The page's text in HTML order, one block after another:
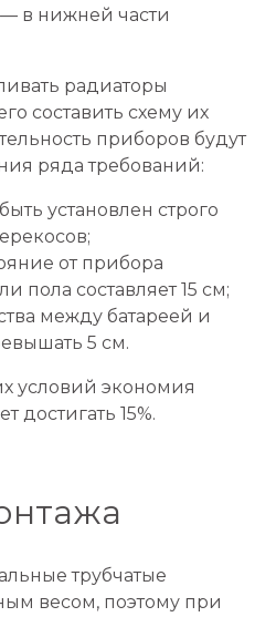
в нижней части
радиаторы
составить схему их
приборов будут
ряда требований:
установлен строго
от прибора
пола составляет 15 см;
между батареей и
5 см.
условий экономия
достигать 15%.
трубчатые
весом, поэтому при